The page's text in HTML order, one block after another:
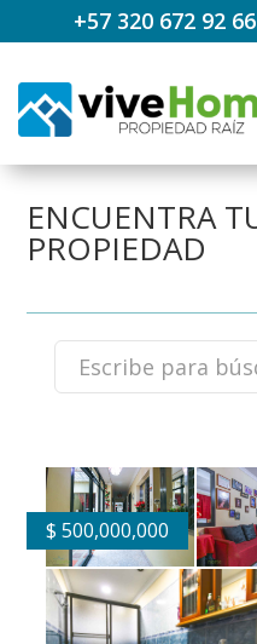
+57 320 672 92 66
ENCUENTRA
PROPIEDAD
$ 500,000,000